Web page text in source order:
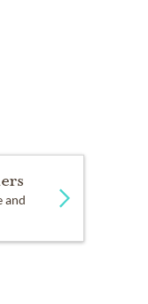
and